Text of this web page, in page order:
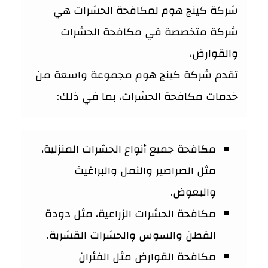
شركة كينج هوم لمكافحة الحشرات هي
شركة متخصصة في مكافحة الحشرات
والقوارض،
تقدم شركة كينج هوم مجموعة واسعة من
خدمات مكافحة الحشرات، بما في ذلك:
مكافحة جميع أنواع الحشرات المنزلية،
مثل الصراصير والنمل والبراغيث
والبعوض.
مكافحة الحشرات الزراعية، مثل دودة
القطن والسوس والحشرات القشرية.
مكافحة القوارض مثل الفئران